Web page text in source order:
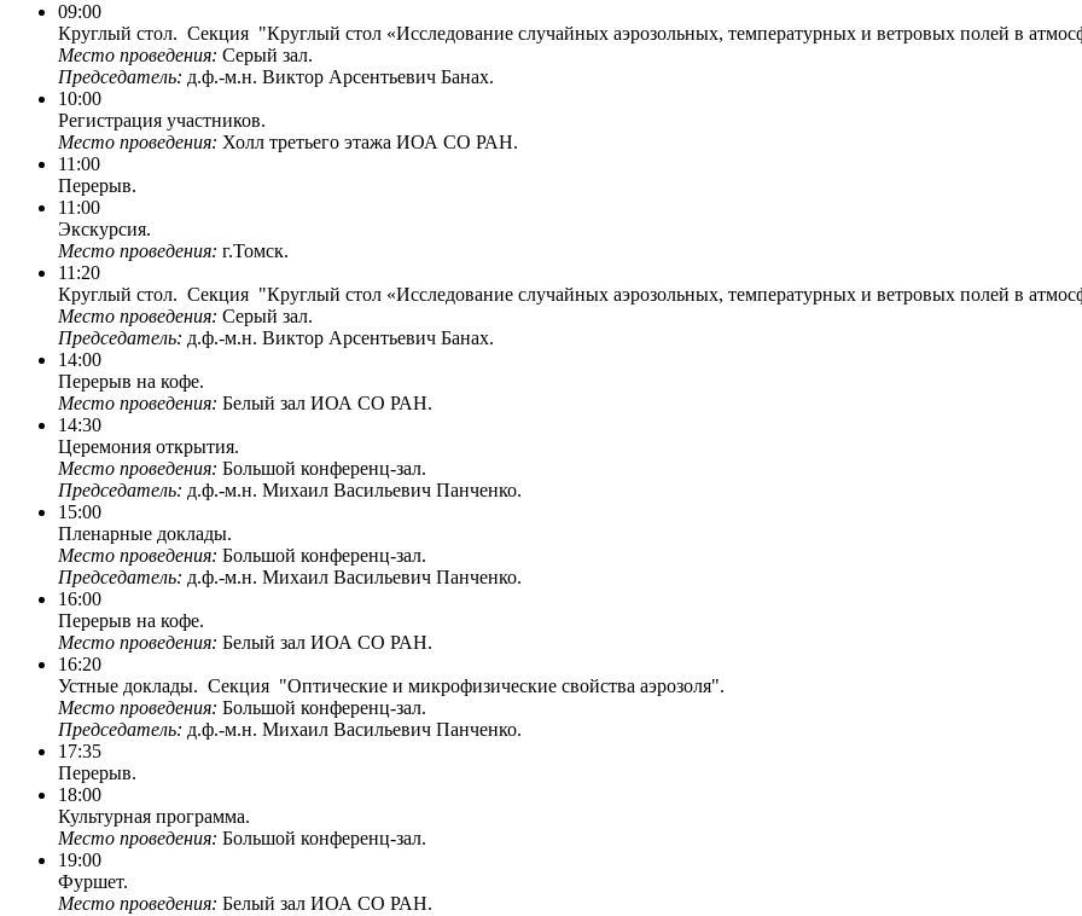
09:00
Круглый стол. Секция "Круглый стол «Исследование случайных аэрозольных, температурных и ветровых полей в
Место проведения: Серый зал.
Председатель: д.ф.-м.н. Виктор Арсентьевич Банах.
10:00
Регистрация участников.
Место проведения: Холл третьего этажа ИОА СО РАН.
11:00
Перерыв.
11:00
Экскурсия.
Место проведения: г.Томск.
11:20
Круглый стол. Секция "Круглый стол «Исследование случайных аэрозольных, температурных и ветровых полей в
Место проведения: Серый зал.
Председатель: д.ф.-м.н. Виктор Арсентьевич Банах.
14:00
Перерыв на кофе.
Место проведения: Белый зал ИОА СО РАН.
14:30
Церемония открытия.
Место проведения: Большой конференц-зал.
Председатель: д.ф.-м.н. Михаил Васильевич Панченко.
15:00
Пленарные доклады.
Место проведения: Большой конференц-зал.
Председатель: д.ф.-м.н. Михаил Васильевич Панченко.
16:00
Перерыв на кофе.
Место проведения: Белый зал ИОА СО РАН.
16:20
Устные доклады. Секция "Оптические и микрофизические свойства аэрозоля".
Место проведения: Большой конференц-зал.
Председатель: д.ф.-м.н. Михаил Васильевич Панченко.
17:35
Перерыв.
18:00
Культурная программа.
Место проведения: Большой конференц-зал.
19:00
Фуршет.
Место проведения: Белый зал ИОА СО РАН.